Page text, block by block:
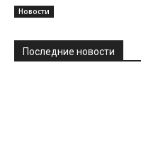
Новости
Последние новости